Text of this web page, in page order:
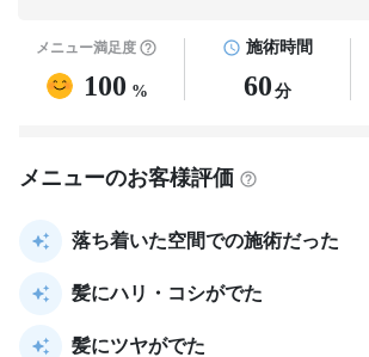
メニュー満足度
100 %
施術時間
60 分
メニューのお客様評価
落ち着いた空間での施術だった
髪にハリ・コシがでた
髪にツヤがでた